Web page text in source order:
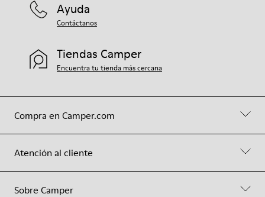
Compra en Camper.com
Atención al cliente
Sobre Camper
Ayuda
Contáctanos
Tiendas Camper
Encuentra tu tienda más cercana